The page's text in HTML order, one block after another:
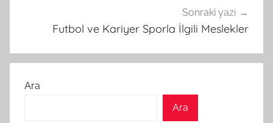
Sonraki yazı
Futbol ve Kariyer Sporla İlgili Meslekler
Ara
Ara